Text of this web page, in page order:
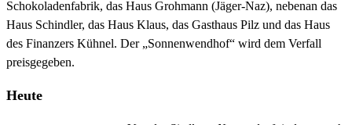
Schokoladenfabrik, das Haus Grohmann (Jäger-Naz), nebenan das
Haus Schindler, das Haus Klaus, das Gasthaus Pilz und das Haus
des Finanzers Kühnel. Der „Sonnenwendhof“ wird dem Verfall
preisgegeben.
Heute